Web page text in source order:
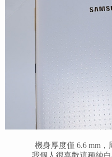
機身厚度僅 6.6 mm，